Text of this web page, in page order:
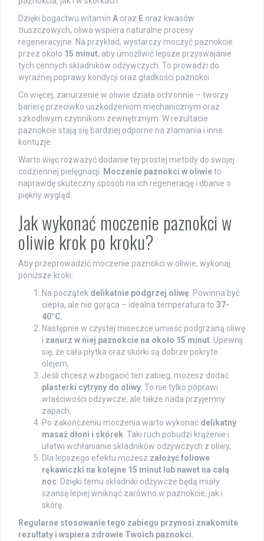
Dzięki bogactwu witamin A oraz E oraz kwasów
tłuszczowych, oliwa wspiera naturalne procesy
regeneracyjne. Na przykład, wystarczy moczyć paznokcie
przez około 15 minut, aby umożliwić lepsze przyswajanie
tych cennych składników odżywczych. To prowadzi do
wyraźnej poprawy kondycji oraz gładkości paznokci.
Co więcej, zanurzenie w oliwie działa ochronnie – tworzy
barierę przeciwko uszkodzeniom mechanicznym oraz
szkodliwym czynnikom zewnętrznym. W rezultacie
paznokcie stają się bardziej odporne na złamania i inne
kontuzje.
Warto więc rozważyć dodanie tej prostej metody do swojej
codziennej pielęgnacji. Moczenie paznokci w oliwieto
naprawdę skuteczny sposób na ich regenerację i dbanie o
piękny wygląd.
Jak wykonać moczenie paznokci w
oliwie krok po kroku?
Aby przeprowadzić moczenie paznokci w oliwie, wykonaj
poniższe kroki:
Na początek delikatnie podgrzej oliwę . Powinna być
ciepła, ale nie gorąca – idealna temperatura to 37-
40°C,
Następnie w czystej miseczce umieść podgrzaną oliwę
i zanurz w niej paznokcie na około 15 minut . Upewnij
się, że cała płytka oraz skórki są dobrze pokryte
olejem,
Jeśli chcesz wzbogacić ten zabieg, możesz dodać
plasterki cytryny do oliwy . To nie tylko poprawi
właściwości odżywcze, ale także nada przyjemny
zapach,
Po zakończeniu moczenia warto wykonać delikatny
masaż dłoni i skórek . Taki ruch pobudzi krążenie i
ułatwi wchłanianie składników odżywczych z oliwy,
Dla lepszego efektu możesz założyć foliowe
rękawiczki na kolejne 15 minut lub nawet na całą
noc . Dzięki temu składniki odżywcze będą miały
szansę lepiej wniknąć zarówno w paznokcie, jak i
skórę.
Regularne stosowanie tego zabiegu przynosi znakomite
rezultaty i wspiera zdrowie Twoich paznokci.